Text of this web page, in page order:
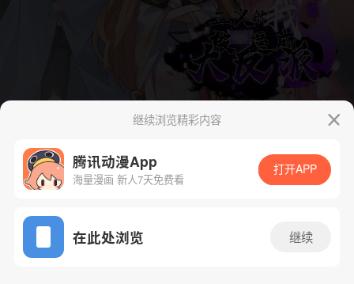
App免费看
下一话 腾漫App免费看
继续浏览精彩内容
腾讯动漫App
海量漫画 新人7天免费看
打开APP
在此处浏览 继续